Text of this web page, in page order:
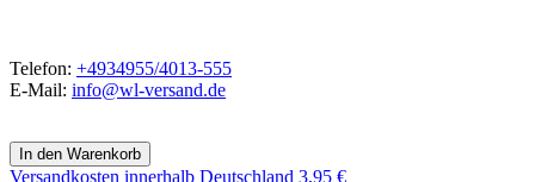
Telefon: +4934955/4013-555
E-Mail: info@wl-versand.de
Versandkosten innerhalb Deutschland 3,95 €